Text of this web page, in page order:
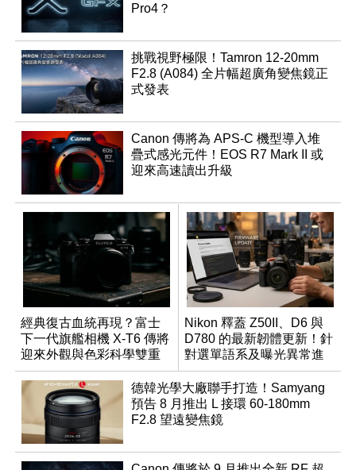
Pro4？
挑戰視野極限！Tamron 12-20mm
F2.8 (A084) 全片幅超廣角變焦鏡正
式發表
Canon 傳將為 APS-C 機型導入堆
疊式感光元件！EOS R7 Mark II 或
迎來高速讀出升級
經典復古血統再現？富士
下一代旗艦相機 X-T6 傳將
迎來外觀與色彩科學雙重
優化
Nikon 釋蓋 Z50II、D6 與
D780 的最新韌體更新！針
對選單語系及曝光異常進
行修復
德韓光學大廠聯手打造！Samyang
預告 8 月推出 L 接環 60-180mm
F2.8 望遠變焦鏡